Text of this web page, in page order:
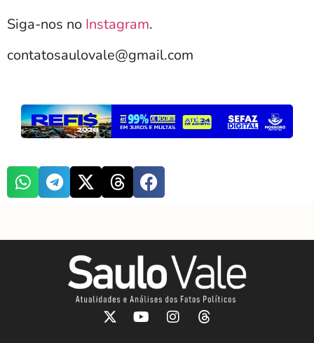
Siga-nos no Instagram.
contatosaulovale@gmail.com